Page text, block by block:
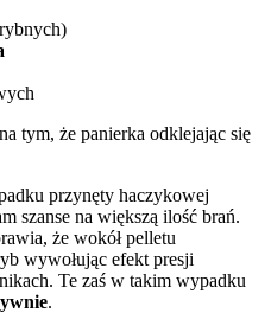
tym, że panierka odklejając się
przynęty haczykowej
szanse na większą ilość brań.
że wokół pelletu
wywołując efekt presji
Te zaś w takim wypadku
.